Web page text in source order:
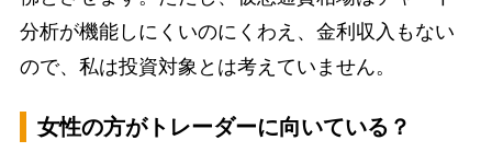
分析が機能しにくいのにくわえ、金利収入もない
ので、私は投資対象とは考えていません。
女性の方がトレーダーに向いている？